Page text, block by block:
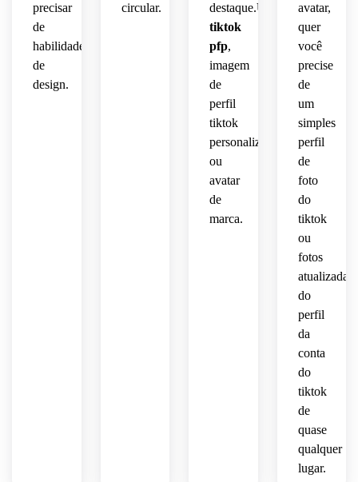
precisar
de
habilidades
de
design.
circular.
destaque.Usuário
tiktok
pfp,
imagem
de
perfil
tiktok
personalizada,
ou
avatar
de
marca.
avatar,
quer
você
precise
de
um
simples
perfil
de
foto
do
tiktok
ou
fotos
atualizadas
do
perfil
da
conta
do
tiktok
de
quase
qualquer
lugar.